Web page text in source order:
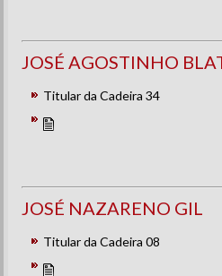
JOSÉ AGOSTINHO
Titular da Cadeira 34
JOSÉ NAZARENO GIL
Titular da Cadeira 08